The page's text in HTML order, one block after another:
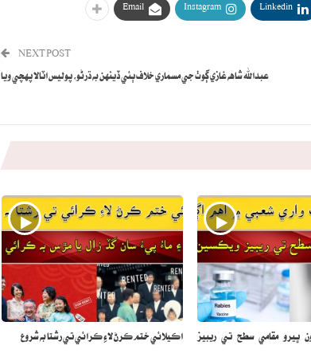
Linkedin
Instagram
Email
NEXT POST
عبدالله شاهه غازي ڳوٺ جي مسماري خلاف ٻئي ڏينهن به ڌرڻو، پوليس اٽالا پهچي ويا
ڀيرو مقامي سطح تي ريبيز
اڪيلائي ختم ڪرڻ لاءِ ڪرائي تي رشتا به شروع